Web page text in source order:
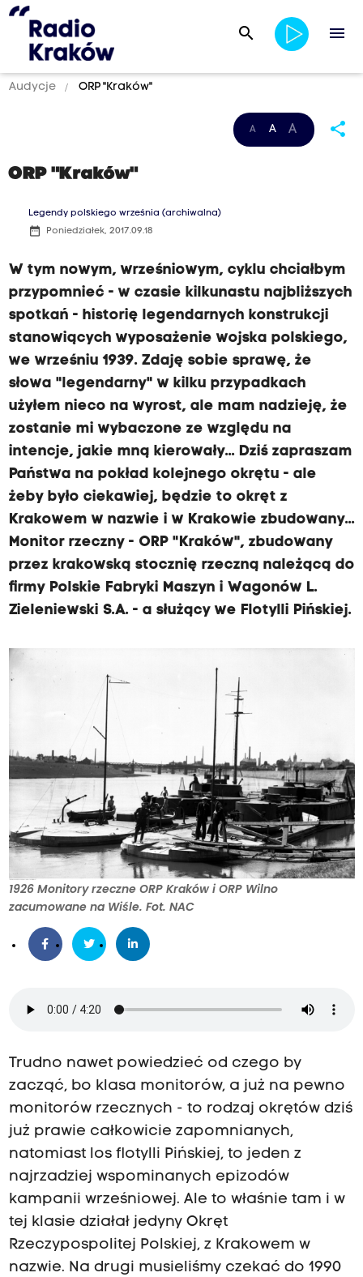
search menu
Audycje ORP "Kraków"
A A A share
ORP "Kraków"
Legendy polskiego września (archiwalna)
date_range Poniedziałek, 2017.09.18
W tym nowym, wrześniowym, cyklu chciałbym
przypomnieć - w czasie kilkunastu najbliższych
spotkań - historię legendarnych konstrukcji
stanowiących wyposażenie wojska polskiego,
we wrześniu 1939. Zdaję sobie sprawę, że
słowa "legendarny" w kilku przypadkach
użyłem nieco na wyrost, ale mam nadzieję, że
zostanie mi wybaczone ze względu na
intencje, jakie mną kierowały... Dziś zapraszam
Państwa na pokład kolejnego okrętu - ale
żeby było ciekawiej, będzie to okręt z
Krakowem w nazwie i w Krakowie zbudowany...
Monitor rzeczny - ORP "Kraków", zbudowany
przez krakowską stocznię rzeczną należącą do
firmy Polskie Fabryki Maszyn i Wagonów L.
Zieleniewski S.A. - a służący we Flotylli Pińskiej.
1926 Monitory rzeczne ORP Kraków i ORP Wilno
zacumowane na Wiśle. Fot. NAC
Trudno nawet powiedzieć od czego by
zacząć, bo klasa monitorów, a już na pewno
monitorów rzecznych - to rodzaj okrętów dziś
już prawie całkowicie zapomnianych,
natomiast los flotylli Pińskiej, to jeden z
najrzadziej wspominanych epizodów
kampanii wrześniowej. Ale to właśnie tam i w
tej klasie działał jedyny Okręt
Rzeczypospolitej Polskiej, z Krakowem w
nazwie. Na drugi musieliśmy czekać do 1990